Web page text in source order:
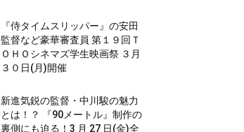
『侍タイムスリッパー』の安田
監督など豪華審査員 第１９回Ｔ
ＯＨＯシネマズ学生映画祭 ３月
３０日(月)開催
新進気鋭の監督・中川駿の魅力
とは！？ 『90メートル』制作の
裏側にも迫る！3 月 27 日(金)全